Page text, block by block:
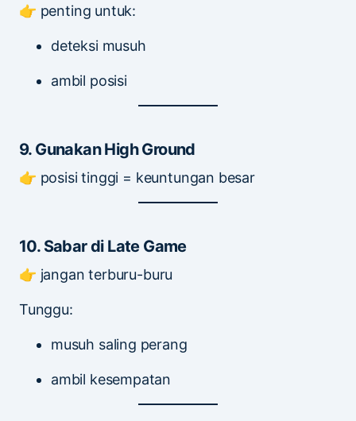
👉 penting untuk:
deteksi musuh
ambil posisi
9. Gunakan High Ground
👉 posisi tinggi = keuntungan besar
10. Sabar di Late Game
👉 jangan terburu-buru
Tunggu:
musuh saling perang
ambil kesempatan